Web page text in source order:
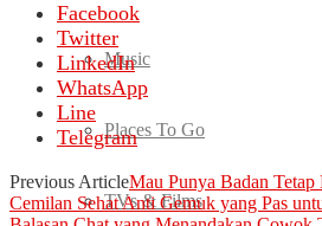
Music
Places To Go
TVs & Films
Facebook
Twitter
LinkedIn
WhatsApp
Line
Telegram
Previous ArticleMau Punya Badan
Cemilan Sehat Anti Gemuk yang Pas